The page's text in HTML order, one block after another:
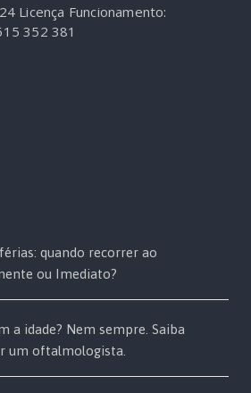
Licença Funcionamento:
352 381
quando recorrer ao
ou Imediato?
a idade? Nem sempre. Saiba
um oftalmologista.